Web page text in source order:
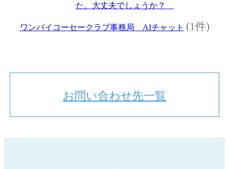
た。大丈夫でしょうか？
ワンバイコーセークラブ事務局 AIチャット (1件)
お問い合わせ先一覧